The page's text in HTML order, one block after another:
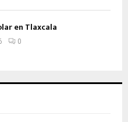
en Tlaxcala
0